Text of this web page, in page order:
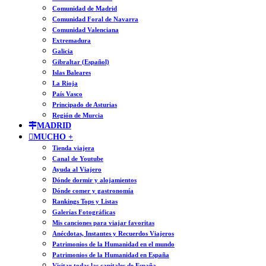
Comunidad de Madrid
Comunidad Foral de Navarra
Comunidad Valenciana
Extremadura
Galicia
Gibraltar (Español)
Islas Baleares
La Rioja
País Vasco
Principado de Asturias
Región de Murcia
MADRID
MUCHO +
Tienda viajera
Canal de Youtube
Ayuda al Viajero
Dónde dormir y alojamientos
Dónde comer y gastronomía
Rankings Tops y Listas
Galerías Fotográficas
Mis canciones para viajar favoritas
Anécdotas, Instantes y Recuerdos Viajeros
Patrimonios de la Humanidad en el mundo
Patrimonios de la Humanidad en España